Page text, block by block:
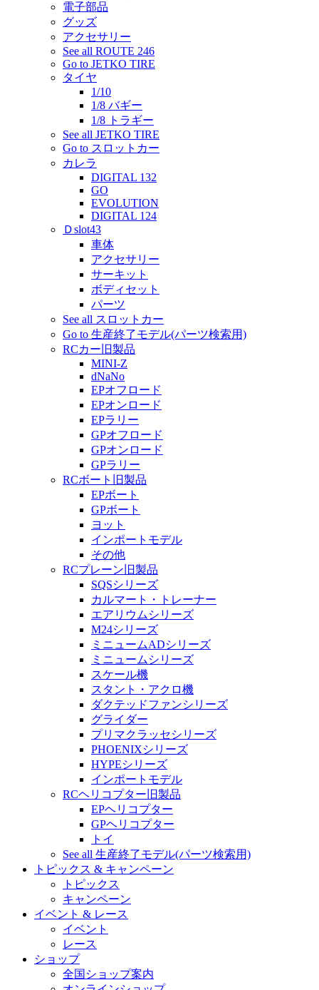
電子部品
グッズ
アクセサリー
See all ROUTE 246
Go to JETKO TIRE
タイヤ
1/10
1/8 バギー
1/8 トラギー
See all JETKO TIRE
Go to スロットカー
カレラ
DIGITAL 132
GO
EVOLUTION
DIGITAL 124
Ｄslot43
車体
アクセサリー
サーキット
ボディセット
パーツ
See all スロットカー
Go to 生産終了モデル(パーツ検索用)
RCカー旧製品
MINI-Z
dNaNo
EPオフロード
EPオンロード
EPラリー
GPオフロード
GPオンロード
GPラリー
RCボート旧製品
EPボート
GPボート
ヨット
インポートモデル
その他
RCプレーン旧製品
SQSシリーズ
カルマート・トレーナー
エアリウムシリーズ
M24シリーズ
ミニュームADシリーズ
ミニュームシリーズ
スケール機
スタント・アクロ機
ダクテッドファンシリーズ
グライダー
プリマクラッセシリーズ
PHOENIXシリーズ
HYPEシリーズ
インポートモデル
RCヘリコプター旧製品
EPヘリコプター
GPヘリコプター
トイ
See all 生産終了モデル(パーツ検索用)
トピックス & キャンペーン
トピックス
キャンペーン
イベント & レース
イベント
レース
ショップ
全国ショップ案内